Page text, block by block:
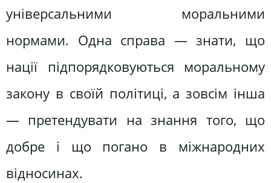
універсальними моральними
нормами. Одна справа — знати, що
нації підпорядковуються моральному
закону в своїй політиці, а зовсім інша
— претендувати на знання того, що
добре і що погано в міжнародних
відносинах.